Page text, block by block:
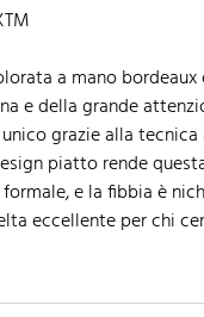
a mano
e della grande
grazie alla
piatto rende
e la fibbia è
eccellente per chi